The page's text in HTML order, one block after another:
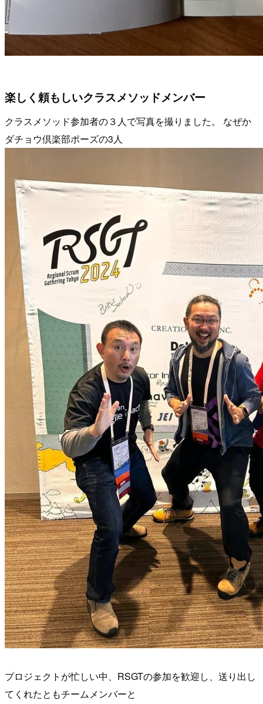
楽しく頼もしいクラスメソッドメンバー
クラスメソッド参加者の３人で写真を撮りました。 なぜか
ダチョウ倶楽部ポーズの3人
プロジェクトが忙しい中、RSGTの参加を歓迎し、送り出し
てくれたともチームメンバーと